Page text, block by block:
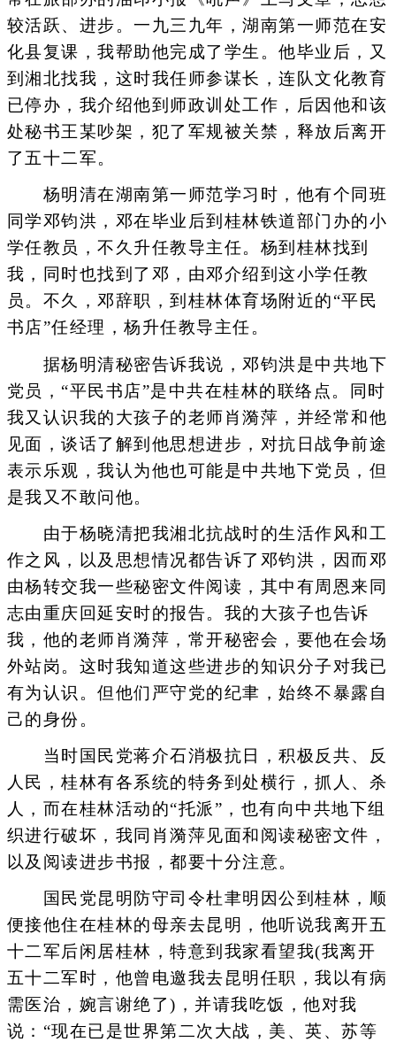
较活跃、进步。一九三九年，湖南第一师范在安
化县复课，我帮助他完成了学生。他毕业后，又
到湘北找我，这时我任师参谋长，连队文化教育
已停办，我介绍他到师政训处工作，后因他和该
处秘书王某吵架，犯了军规被关禁，释放后离开
了五十二军。
杨明清在湖南第一师范学习时，他有个同班
同学邓钧洪，邓在毕业后到桂林铁道部门办的小
学任教员，不久升任教导主任。杨到桂林找到
我，同时也找到了邓，由邓介绍到这小学任教
员。不久，邓辞职，到桂林体育场附近的“平民
书店”任经理，杨升任教导主任。
据杨明清秘密告诉我说，邓钧洪是中共地下
党员，“平民书店”是中共在桂林的联络点。同时
我又认识我的大孩子的老师肖漪萍，并经常和他
见面，谈话了解到他思想进步，对抗日战争前途
表示乐观，我认为他也可能是中共地下党员，但
是我又不敢问他。
由于杨晓清把我湘北抗战时的生活作风和工
作之风，以及思想情况都告诉了邓钧洪，因而邓
由杨转交我一些秘密文件阅读，其中有周恩来同
志由重庆回延安时的报告。我的大孩子也告诉
我，他的老师肖漪萍，常开秘密会，要他在会场
外站岗。这时我知道这些进步的知识分子对我已
有为认识。但他们严守党的纪聿，始终不暴露自
己的身份。
当时国民党蒋介石消极抗日，积极反共、反
人民，桂林有各系统的特务到处横行，抓人、杀
人，而在桂林活动的“托派”，也有向中共地下组
织进行破坏，我同肖漪萍见面和阅读秘密文件，
以及阅读进步书报，都要十分注意。
国民党昆明防守司令杜聿明因公到桂林，顺
便接他住在桂林的母亲去昆明，他听说我离开五
十二军后闲居桂林，特意到我家看望我(我离开
五十二军时，他曾电邀我去昆明任职，我以有病
需医治，婉言谢绝了)，并请我吃饭，他对我
说：“现在已是世界第二次大战，美、英、苏等